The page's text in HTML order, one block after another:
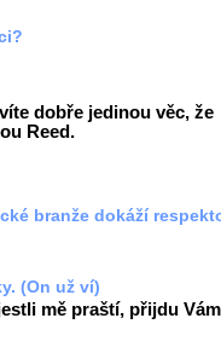
dobře jedinou věc, že
Reed.
branže dokáží
(On už ví)
mě praští, přijdu